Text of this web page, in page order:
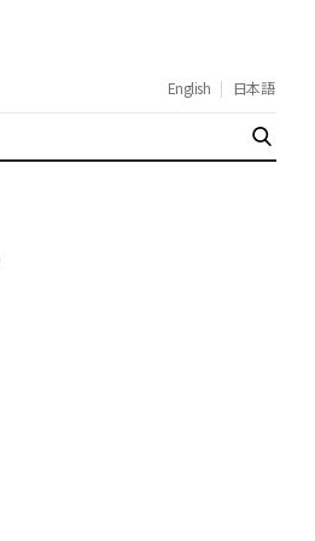
English | 日本語